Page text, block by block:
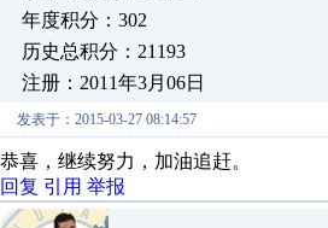
年度积分：302
历史总积分：21193
注册：2011年3月06日
发表于：2015-03-27 08:14:57
恭喜，继续努力，加油追赶。
回复 引用 举报